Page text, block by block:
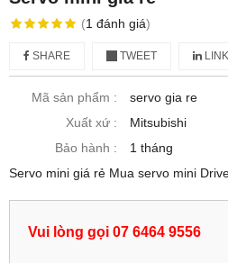
(1 đánh giá)
SHARE TWEET
Mã sản phẩm :
servo gia re
Xuất xứ :
Mitsubishi
Bảo hành :
1 tháng
Servo mini giá rẻ Mua servo mini
Vui lòng gọi 07 6464 9556